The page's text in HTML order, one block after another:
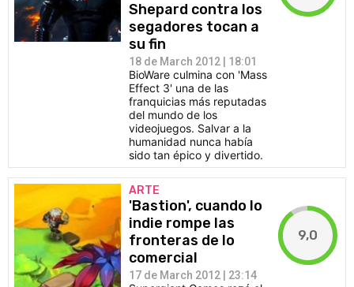
Shepard contra los
segadores tocan a
su fin
18 de March 2012 | 18:01
BioWare culmina con 'Mass
Effect 3' una de las
franquicias más reputadas
del mundo de los
videojuegos. Salvar a la
humanidad nunca había
sido tan épico y divertido.
ARTE
'Bastion', cuando lo
indie rompe las
fronteras de lo
comercial
17 de March 2012 | 23:14
9,0